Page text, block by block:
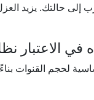
إلى حالتك. يزيد
في الاعتبار
لحجم القنوات